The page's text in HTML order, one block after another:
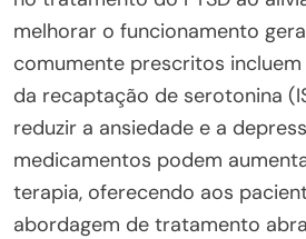
melhorar o funcionamento
comumente prescritos
da recaptação de serotonina
reduzir a ansiedade e a
medicamentos podem
terapia, oferecendo aos
abordagem de tratamento